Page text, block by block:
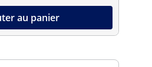
au panier